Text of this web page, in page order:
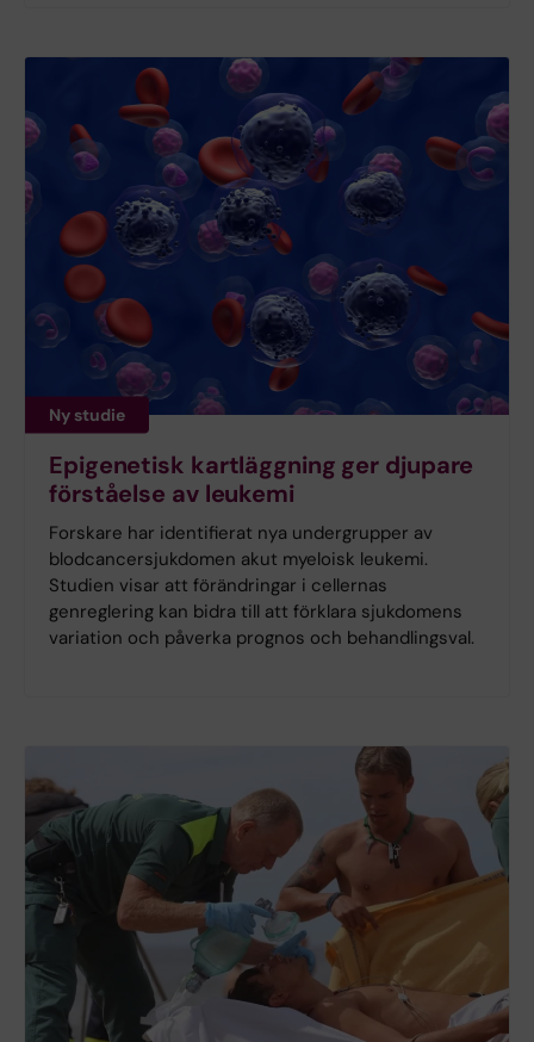
Ny studie
Epigenetisk kartläggning ger djupare
förståelse av leukemi
Forskare har identifierat nya undergrupper av
blodcancersjukdomen akut myeloisk leukemi.
Studien visar att förändringar i cellernas
genreglering kan bidra till att förklara sjukdomens
variation och påverka prognos och behandlingsval.